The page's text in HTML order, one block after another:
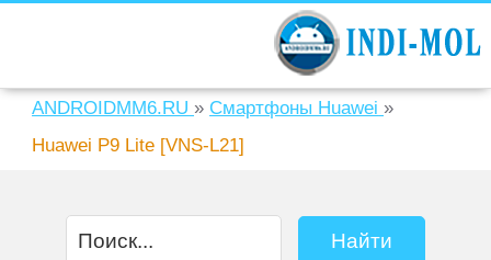
ANDROIDMM6.RU » Смартфоны Huawei »
Huawei P9 Lite [VNS-L21]